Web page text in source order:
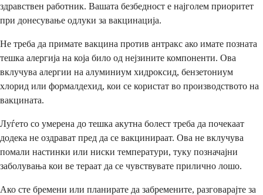
здравствен работник. Вашата безбедност е најголем приоритет
при донесување одлуки за вакцинација.
Не треба да примате вакцина против антракс ако имате позната
тешка алергија на која било од нејзините компоненти. Ова
вклучува алергии на алуминиум хидроксид, бензетониум
хлорид или формалдехид, кои се користат во производството на
вакцината.
Луѓето со умерена до тешка акутна болест треба да почекаат
додека не оздрават пред да се вакцинираат. Ова не вклучува
помали настинки или ниски температури, туку позначајни
заболувања кои ве тераат да се чувствувате прилично лошо.
Ако сте бремени или планирате да забремените, разговарајте за